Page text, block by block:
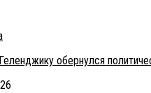
обернулся